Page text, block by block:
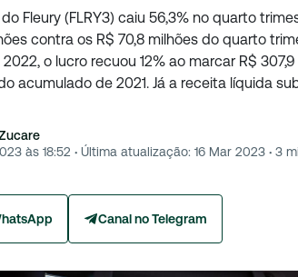
Fleury (FLRY3) caiu 56,3% no quarto
contra os R$ 70,8 milhões do quarto
o lucro recuou 12% ao marcar R$
acumulado de 2021. Já a receita líquida
às 18:52 · Última atualização: 16 Mar 2023 · 3
Canal no Telegram